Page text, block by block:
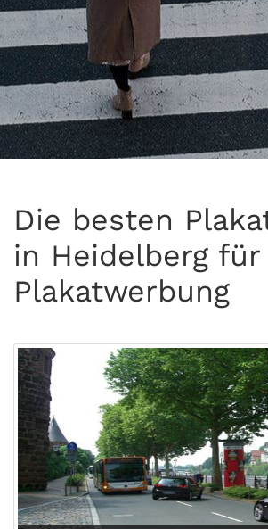
Die besten
in Heidelberg für
Plakatwerbung